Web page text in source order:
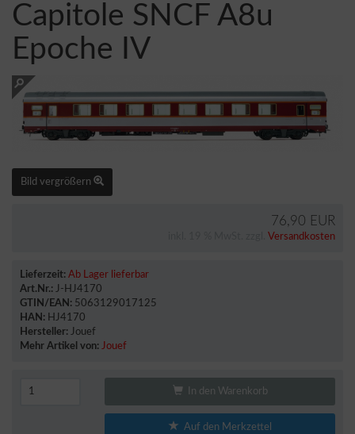
Capitole SNCF A8u
Epoche IV
Bild vergrößern
76,90 EUR
Versandkosten
Lieferzeit: Ab Lager lieferbar
Art.Nr.: J-HJ4170
GTIN/EAN: 5063129017125
HAN: HJ4170
Hersteller: Jouef
Mehr Artikel von: Jouef
In den Warenkorb
Auf den Merkzettel